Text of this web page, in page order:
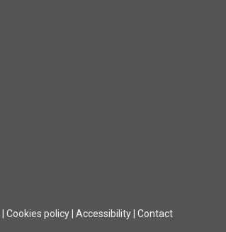
Cookies policy Accessibility Contact